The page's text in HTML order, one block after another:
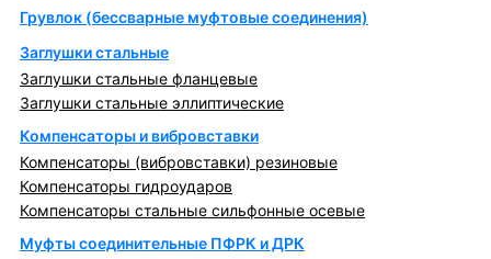
Грувлок (бессварные муфтовые соединения)
Заглушки стальные
Заглушки стальные фланцевые
Заглушки стальные эллиптические
Компенсаторы и вибровставки
Компенсаторы (вибровставки) резиновые
Компенсаторы гидроударов
Компенсаторы стальные сильфонные осевые
Муфты соединительные ПФРК и ДРК